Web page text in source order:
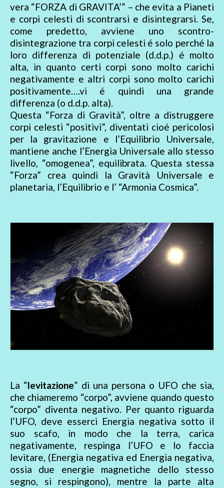
vera “FORZA di GRAVITA’” – che evita a Pianeti
e corpi celesti di scontrarsi e disintegrarsi. Se,
come predetto, avviene uno scontro-
disintegrazione tra corpi celesti é solo perché la
loro differenza di potenziale (d.d.p.) é molto
alta, in quanto certi corpi sono molto carichi
negativamente e altri corpi sono molto carichi
positivamente….vi é quindi una grande
differenza (o d.d.p. alta).
Questa “Forza di Gravità”, oltre a distruggere
corpi celesti “positivi”, diventati cioé pericolosi
per la gravitazione e l’Equilibrio Universale,
mantiene anche l’Energia Universale allo stesso
livello, “omogenea”, equilibrata. Questa stessa
“Forza” crea quindi la Gravità Universale e
planetaria, l’Equilibrio e l’ “Armonia Cosmica”.
La “levitazione” di una persona o UFO che sia,
che chiameremo “corpo”, avviene quando questo
“corpo” diventa negativo. Per quanto riguarda
l’UFO, deve esserci Energia negativa sotto il
suo scafo, in modo che la terra, carica
negativamente, respinga l’UFO e lo faccia
levitare, (Energia negativa ed Energia negativa,
ossia due energie magnetiche dello stesso
segno, si respingono), mentre la parte alta